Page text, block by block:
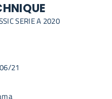
SERIE A 2020
21